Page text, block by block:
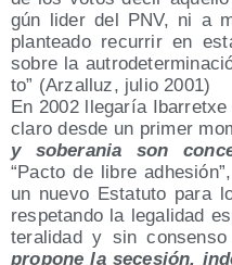
gún lider del PNV, ni a
plan­tea­do recu­rrir en
sobre la
to” (Arza­lluz, julio 2001)
En 2002 lle­ga­ría
cla­ro des­de un pri­mer
y sobe­ra­nia son
“Pac­to de libre
un nue­vo Esta­tu­to para
res­pe­tan­do la lega­li­dad
te­ra­li­dad y sin con­sen­so
pro­po­ne la sece­sión,